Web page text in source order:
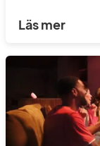
Läs mer